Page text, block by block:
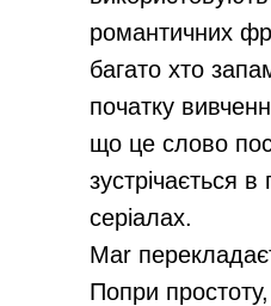
романтичних
багато хто
початку
що це слово
зустрічається в
серіалах.
Mar
Попри